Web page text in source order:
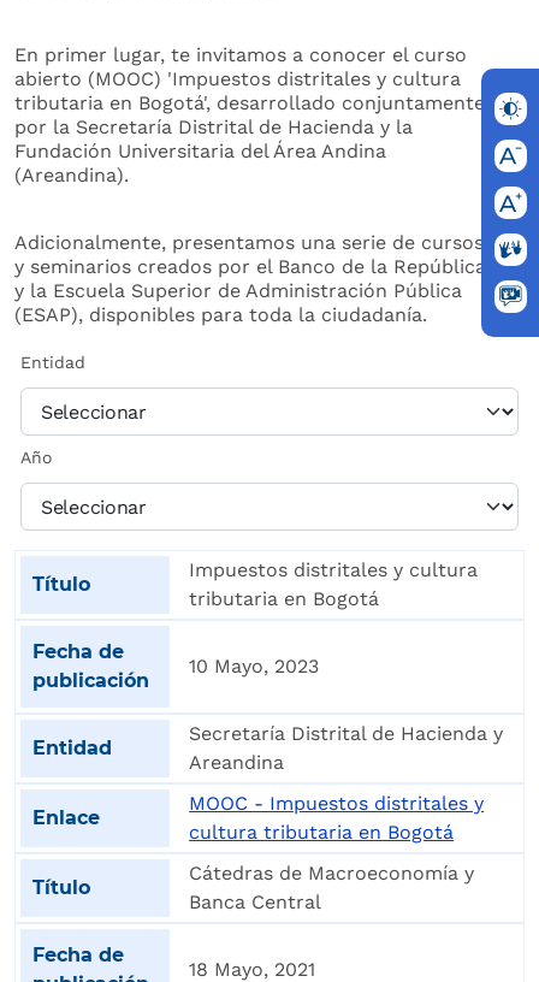
En primer lugar, te invitamos a conocer el curso
abierto (MOOC) 'Impuestos distritales y cultura
tributaria en Bogotá', desarrollado conjuntamente
por la Secretaría Distrital de Hacienda y la
Fundación Universitaria del Área Andina
(Areandina).
Adicionalmente, presentamos una serie de cursos
y seminarios creados por el Banco de la República
y la Escuela Superior de Administración Pública
(ESAP), disponibles para toda la ciudadanía.
Entidad
Año
Impuestos distritales y cultura
tributaria en Bogotá
10 Mayo, 2023
Secretaría Distrital de Hacienda y
Areandina
MOOC - Impuestos distritales y
cultura tributaria en Bogotá
Cátedras de Macroeconomía y
Banca Central
18 Mayo, 2021